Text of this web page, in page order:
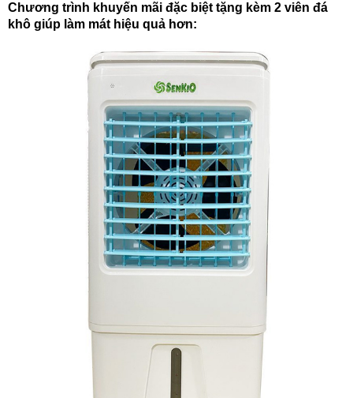
Chương trình khuyến mãi đặc biệt tặng kèm 2 viên đá
khô giúp làm mát hiệu quả hơn: